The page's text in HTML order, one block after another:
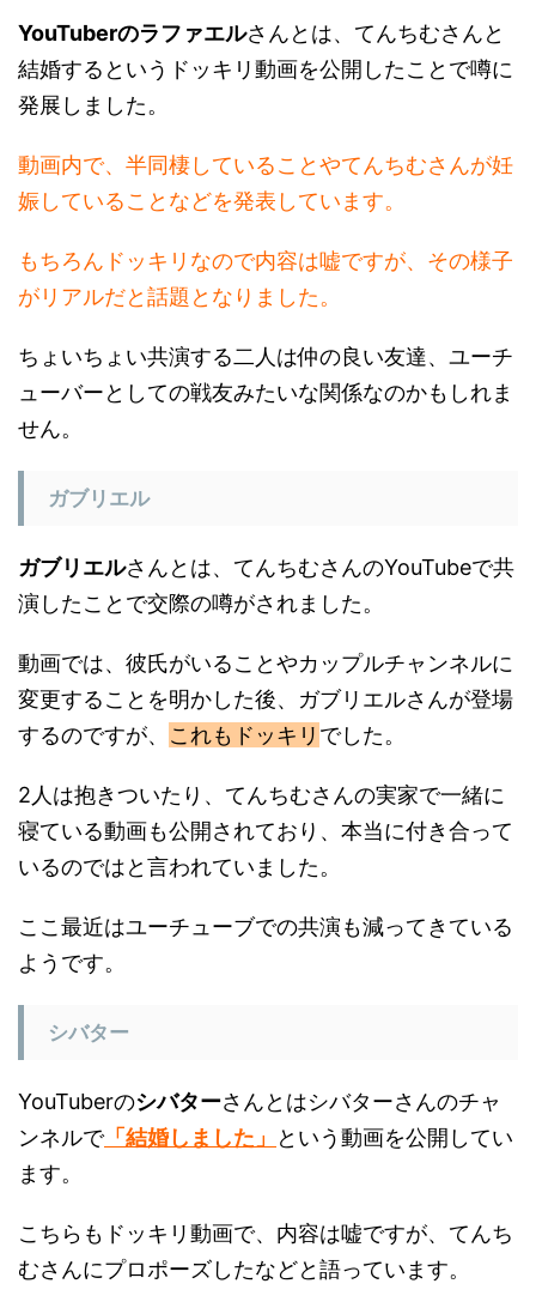
結婚するというドッキリ動画を公開したことで噂に
発展しました。
動画内で、半同棲していることやてんちむさんが妊
娠していることなどを発表しています。
もちろんドッキリなので内容は嘘ですが、その様子
がリアルだと話題となりました。
ちょいちょい共演する二人は仲の良い友達、ユーチ
ューバーとしての戦友みたいな関係なのかもしれま
せん。
ガブリエル
演したことで交際の噂がされました。
動画では、彼氏がいることやカップルチャンネルに
変更することを明かした後、ガブリエルさんが登場
するのですが、 これもドッキリでした。
2人は抱きついたり、てんちむさんの実家で一緒に
寝ている動画も公開されており、本当に付き合って
いるのではと言われていました。
ここ最近はユーチューブでの共演も減ってきている
ようです。
YouTuberの
ンネルで
「結婚しました」
という動画を公開してい
ます。
こちらもドッキリ動画で、内容は嘘ですが、てんち
むさんにプロポーズしたなどと語っています。
シバターのRIZIN参戦の時も話題になりました。